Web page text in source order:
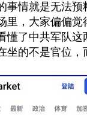
事情就是无法预
里，大家偏偏觉
懂了中共军队这
坐的不是官位，